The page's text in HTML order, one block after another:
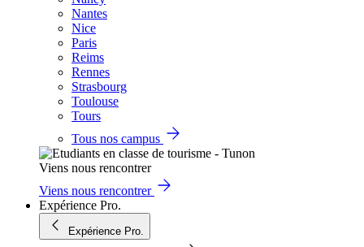
Nantes
Nice
Paris
Reims
Rennes
Strasbourg
Toulouse
Tours
Tous nos campus
Viens nous rencontrer
Viens nous rencontrer
Expérience Pro.
Expérience Pro.